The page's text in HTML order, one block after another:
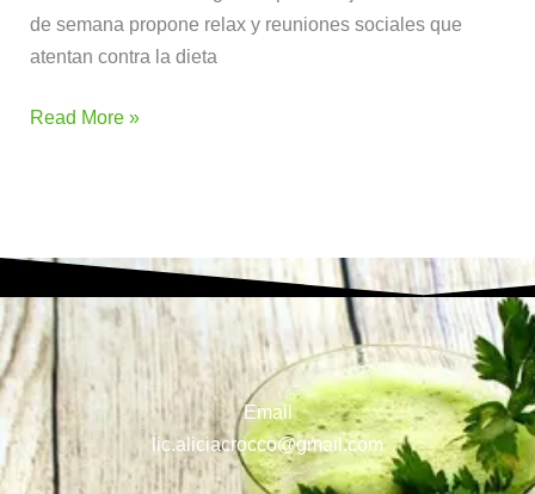
de semana propone relax y reuniones sociales que
atentan contra la dieta
sostener
la
Read More »
Email
lic.aliciacrocco@gmail.com